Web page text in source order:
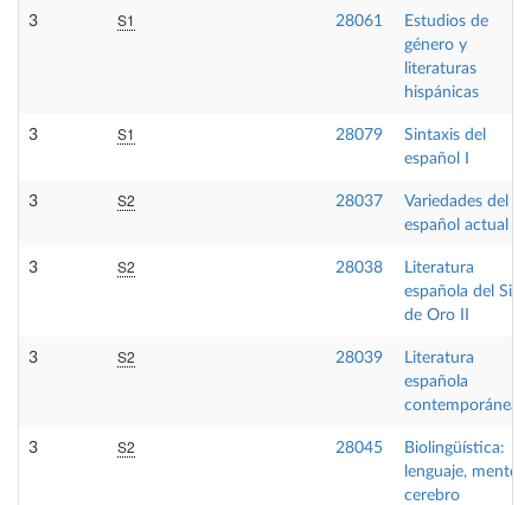
3 S1 28061
Estudios de
género y
literaturas
hispánicas
3 S1 28079
Sintaxis del
español I
3 S2 28037
Variedades del
español actual
3 S2 28038
Literatura
española del
de Oro II
3 S2 28039
Literatura
española
contemporánea
3 S2 28045
Biolingüística:
lenguaje, mente y
cerebro